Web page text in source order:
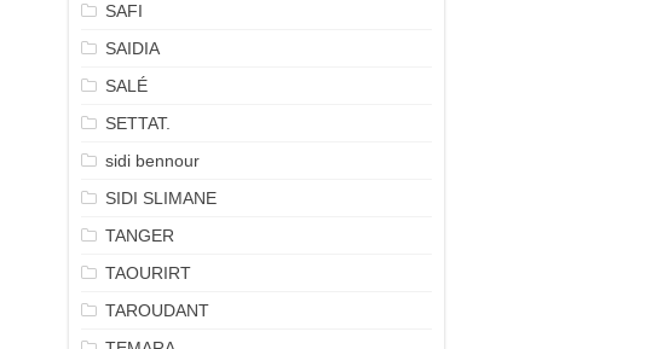
SAFI
SAIDIA
SALÉ
SETTAT.
sidi bennour
SIDI SLIMANE
TANGER
TAOURIRT
TAROUDANT